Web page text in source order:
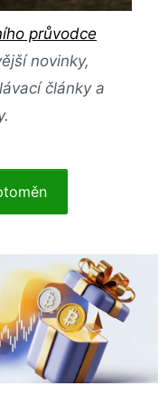
průvodce
novinky,
články a